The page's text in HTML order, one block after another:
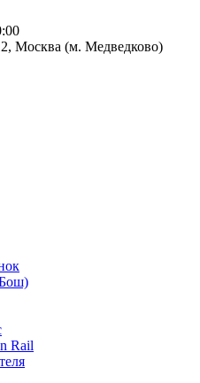
Москва (м. Медведково)
Rail